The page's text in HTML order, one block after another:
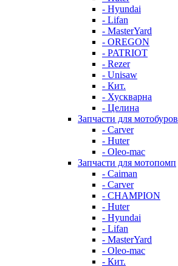
- Hyundai
- Lifan
- MasterYard
- OREGON
- PATRIOT
- Rezer
- Unisaw
- Кит.
- Хускварна
- Целина
Запчасти для мотобуров
- Carver
- Huter
- Oleo-mac
Запчасти для мотопомп
- Caiman
- Carver
- CHAMPION
- Huter
- Hyundai
- Lifan
- MasterYard
- Oleo-mac
- Кит.